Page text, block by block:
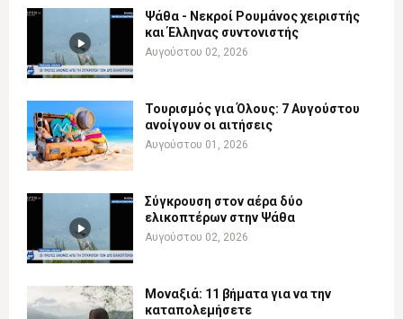
Ψάθα - Νεκροί Ρουμάνος χειριστής
και Έλληνας συντονιστής
Αυγούστου 02, 2026
Τουρισμός για Όλους: 7 Αυγούστου
ανοίγουν οι αιτήσεις
Αυγούστου 01, 2026
Σύγκρουση στον αέρα δύο
ελικοπτέρων στην Ψάθα
Αυγούστου 02, 2026
Μοναξιά: 11 βήματα για να την
καταπολεμήσετε